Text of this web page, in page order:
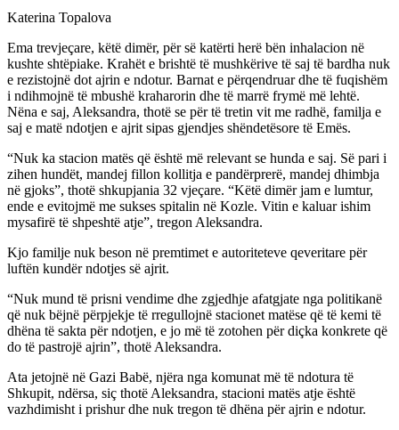
Katerina Topalova
Ema trevjeçare, këtë dimër, për së katërti herë bën inhalacion në
kushte shtëpiake. Krahët e brishtë të mushkërive të saj të bardha nuk
e rezistojnë dot ajrin e ndotur. Barnat e përqendruar dhe të fuqishëm
i ndihmojnë të mbushë kraharorin dhe të marrë frymë më lehtë.
Nëna e saj, Aleksandra, thotë se për të tretin vit me radhë, familja e
saj e matë ndotjen e ajrit sipas gjendjes shëndetësore të Emës.
“Nuk ka stacion matës që është më relevant se hunda e saj. Së pari i
zihen hundët, mandej fillon kollitja e pandërprerë, mandej dhimbja
në gjoks”, thotë shkupjania 32 vjeçare. “Këtë dimër jam e lumtur,
ende e evitojmë me sukses spitalin në Kozle. Vitin e kaluar ishim
mysafirë të shpeshtë atje”, tregon Aleksandra.
Kjo familje nuk beson në premtimet e autoriteteve qeveritare për
luftën kundër ndotjes së ajrit.
“Nuk mund të prisni vendime dhe zgjedhje afatgjate nga politikanë
që nuk bëjnë përpjekje të rregullojnë stacionet matëse që të kemi të
dhëna të sakta për ndotjen, e jo më të zotohen për diçka konkrete që
do të pastrojë ajrin”, thotë Aleksandra.
Ata jetojnë në Gazi Babë, njëra nga komunat më të ndotura të
Shkupit, ndërsa, siç thotë Aleksandra, stacioni matës atje është
vazhdimisht i prishur dhe nuk tregon të dhëna për ajrin e ndotur.